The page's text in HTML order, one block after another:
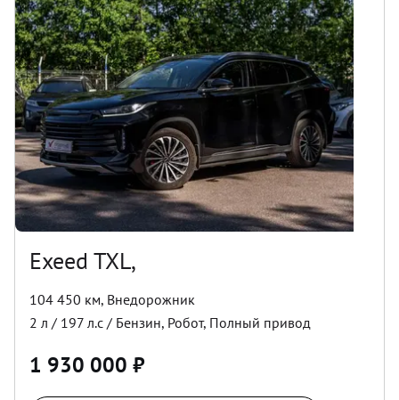
Exeed TXL,
104 450 км, Внедорожник
2 л / 197 л.с / Бензин, Робот, Полный привод
1 930 000 ₽